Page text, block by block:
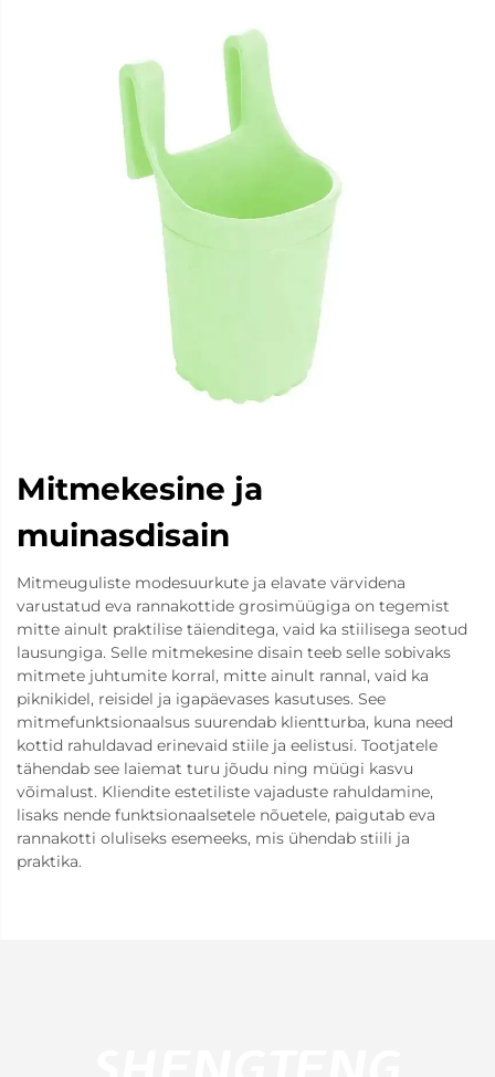
Mitmekesine ja
muinasdisain
Mitmeuguliste modesuurkute ja elavate värvidena
varustatud eva rannakottide grosimüügiga on tegemist
mitte ainult praktilise täienditega, vaid ka stiilisega seotud
lausungiga. Selle mitmekesine disain teeb selle sobivaks
mitmete juhtumite korral, mitte ainult rannal, vaid ka
piknikidel, reisidel ja igapäevases kasutuses. See
mitmefunktsionaalsus suurendab klientturba, kuna need
kottid rahuldavad erinevaid stiile ja eelistusi. Tootjatele
tähendab see laiemat turu jõudu ning müügi kasvu
võimalust. Kliendite estetiliste vajaduste rahuldamine,
lisaks nende funktsionaalsetele nõuetele, paigutab eva
rannakotti oluliseks esemeeks, mis ühendab stiili ja
praktika.